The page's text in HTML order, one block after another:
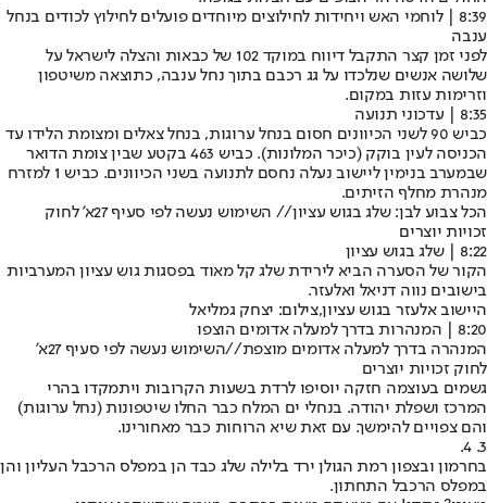
8:39 | לוחמי האש ויחידות לחילוצים מיוחדים פועלים לחילוץ לכודים בנחל
ענבה
לפני זמן קצר התקבל דיווח במוקד 102 של כבאות והצלה לישראל על
שלושה אנשים שנלכדו על גג רכבם בתוך נחל ענבה, כתוצאה משיטפון
וזרימות עזות במקום.
8:35 | עדכוני תנועה
כביש 90 לשני הכיוונים חסום בנחל ערוגות, בנחל צאלים ומצומת הלידו עד
הכניסה לעין בוקק (כיכר המלונות). כביש 463 בקטע שבין צומת הדואר
שבמערב בנימין ליישוב נעלה נחסם לתנועה בשני הכיוונים. כביש 1 למזרח
מנהרת מחלף הזיתים.
הכל צבוע לבן: שלג בגוש עציון// השימוש נעשה לפי סעיף 27א' לחוק
זכויות יוצרים
8:22 | שלג בגוש עציון
הקור של הסערה הביא לירידת שלג קל מאוד בפסגות גוש עציון המערביות
בישובים נווה דניאל ואלעזר.
היישוב אלעזר בגוש עציון,צילום: יצחק גמליאל
8:20 | המנהרות בדרך למעלה אדומים הוצפו
המנהרה בדרך למעלה אדומים מוצפת//השימוש נעשה לפי סעיף 27א'
לחוק זכויות יוצרים
גשמים בעוצמה חזקה יוסיפו לרדת בשעות הקרובות ויתמקדו בהרי
המרכז ושפלת יהודה. בנחלי ים המלח כבר החלו שיטפונות (נחל ערוגות)
והם צפויים להימשך. עם זאת שיא הרוחות כבר מאחורינו.
3. 4.
בחרמון ובצפון רמת הגולן ירד בלילה שלג כבד הן במפלס הרכבל העליון והן
במפלס הרכבל התחתון.